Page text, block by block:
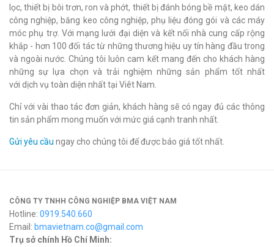
lọc, thiết bị bôi trơn, ron và phớt, thiết bị đánh bóng bề mặt, keo dán
công nghiệp, băng keo công nghiệp, phụ liệu đóng gói và các máy
móc phụ trợ. Với mạng lưới đại diện và kết nối nhà cung cấp rộng
khắp - hơn 100 đối tác từ những thương hiệu uy tín hàng đầu trong
và ngoài nước. Chúng tôi luôn cam kết mang đến cho khách hàng
những sự lựa chọn và trải nghiệm những sản phẩm tốt nhất
với dịch vụ toàn diện nhất tại Viêt Nam.
Chỉ với vài thao tác đơn giản, khách hàng sẽ có ngay đủ các thông
tin sản phẩm mong muốn với mức giá cạnh tranh nhất.
Gửi yêu cầu ngay cho chúng tôi để được báo giá tốt nhất.
CÔNG TY TNHH CÔNG NGHIỆP BMA VIỆT NAM
Hotline: 0919.540.660
Email: bmavietnam.co@gmail.com
Trụ sở chính Hồ Chí Minh: